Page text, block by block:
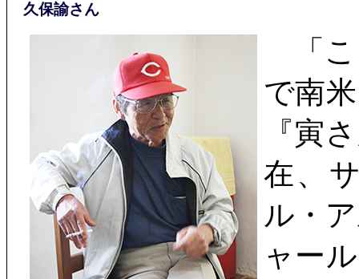
久保諭さん
「こ
で南
『寅
在、
ル・
ャー